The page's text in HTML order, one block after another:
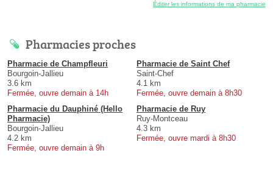
Éditer les informations de ma pharmacie
Pharmacies proches
Pharmacie de Champfleuri
Bourgoin-Jallieu
3.6 km
Fermée, ouvre demain à 14h
Pharmacie de Saint Chef
Saint-Chef
4.1 km
Fermée, ouvre demain à 8h30
Pharmacie du Dauphiné (Hello
Pharmacie)
Bourgoin-Jallieu
4.2 km
Fermée, ouvre demain à 9h
Pharmacie de Ruy
Ruy-Montceau
4.3 km
Fermée, ouvre mardi à 8h30